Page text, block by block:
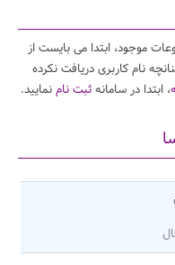
موجود، ابتدا می بایست از
نام کاربری دریافت نکرده
، ابتدا در سامانهثبت نامنمایید.